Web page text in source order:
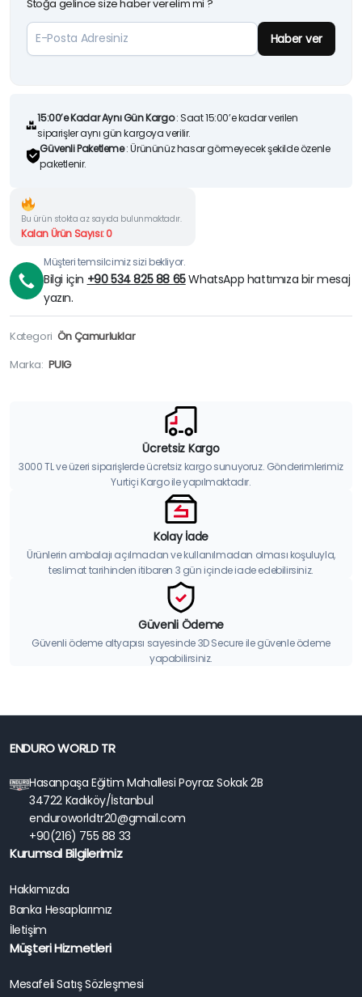
Stoğa gelince size haber verelim mi ?
Haber ver
15:00’e Kadar Aynı Gün Kargo: Saat 15:00’e kadar verilen
siparişler aynı gün kargoya verilir.
Güvenli Paketleme: Ürününüz hasar görmeyecek şekilde özenle
paketlenir.
Bu ürün stokta az sayıda bulunmaktadır.
Kalan Ürün Sayısı: 0
Müşteri temsilcimiz sizi bekliyor.
Bilgi için +90 534 825 88 65WhatsApp hattımıza bir mesaj
yazın.
Kategori Ön Çamurluklar
Marka: PUIG
Ücretsiz Kargo
3000 TL ve üzeri siparişlerde ücretsiz kargo sunuyoruz. Gönderimlerimiz
Yurtiçi Kargo ile yapılmaktadır.
Kolay İade
Ürünlerin ambalajı açılmadan ve kullanılmadan olması koşuluyla,
teslimat tarihinden itibaren 3 gün içinde iade edebilirsiniz.
Güvenli Ödeme
Güvenli ödeme altyapısı sayesinde 3D Secure ile güvenle ödeme
yapabilirsiniz.
ENDURO WORLD TR
Hasanpaşa Eğitim Mahallesi Poyraz Sokak 2B
34722 Kadıköy/İstanbul
enduroworldtr20@gmail.com
+90(216) 755 88 33
Kurumsal Bilgilerimiz
Hakkımızda
Banka Hesaplarımız
İletişim
Müşteri Hizmetleri
Mesafeli Satış Sözleşmesi